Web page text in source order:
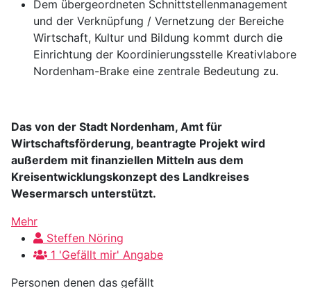
Dem übergeordneten Schnittstellenmanagement
und der Verknüpfung / Vernetzung der Bereiche
Wirtschaft, Kultur und Bildung kommt durch die
Einrichtung der Koordinierungsstelle Kreativlabore
Nordenham-Brake eine zentrale Bedeutung zu.
Das von der Stadt Nordenham, Amt für
Wirtschaftsförderung, beantragte Projekt wird
außerdem mit finanziellen Mitteln aus dem
Kreisentwicklungskonzept des Landkreises
Wesermarsch unterstützt.
Mehr
Steffen Nöring
1 'Gefällt mir' Angabe
Personen denen das gefällt